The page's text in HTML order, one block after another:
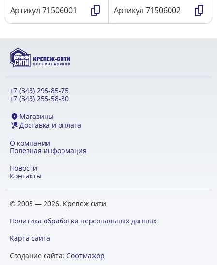
Артикул 71506001
Артикул 71506002
+7 (343) 295-85-75
+7 (343) 255-58-30
Магазины
Доставка и оплата
О компании
Полезная информация
Новости
Контакты
© 2005 — 2026. Крепеж сити
Политика обработки персональных данных
Карта сайта
Создание сайта: Софтмажор